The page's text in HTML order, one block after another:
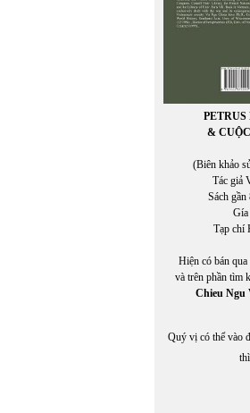
&
(Biên khảo
Tác giả
Sách
Gía
Tạp chí
Hiện có bán qua
và trên phần tìm
Chieu Ngu
Quý vị có thể vào
thì